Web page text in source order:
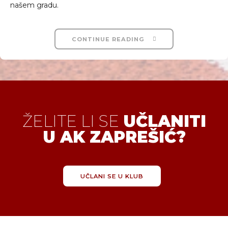
našem gradu.
CONTINUE READING
ŽELITE LI SE UČLANITI
U AK ZAPREŠIĆ?
UČLANI SE U KLUB